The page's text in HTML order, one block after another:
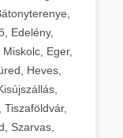
Edelény,
Eger,
Heves,
Szarvas,